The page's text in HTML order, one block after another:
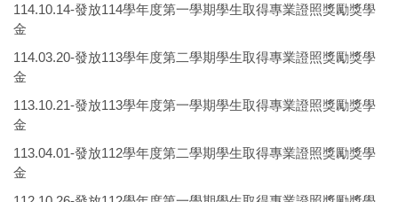
114.10.14-發放114學年度第一學期學生取得專業證照獎勵獎學
金
114.03.20-發放113學年度第二學期學生取得專業證照獎勵獎學
金
113.10.21-發放113學年度第一學期學生取得專業證照獎勵獎學
金
113.04.01-發放112學年度第二學期學生取得專業證照獎勵獎學
金